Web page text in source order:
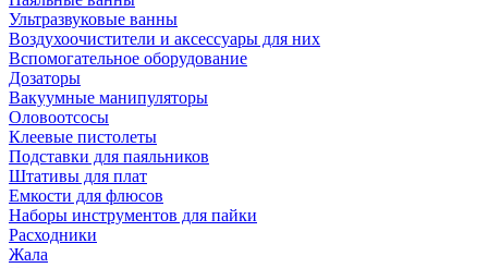
Ультразвуковые ванны
Воздухоочистители и аксессуары для них
Вспомогательное оборудование
Дозаторы
Вакуумные манипуляторы
Оловоотсосы
Клеевые пистолеты
Подставки для паяльников
Штативы для плат
Емкости для флюсов
Наборы инструментов для пайки
Расходники
Жала